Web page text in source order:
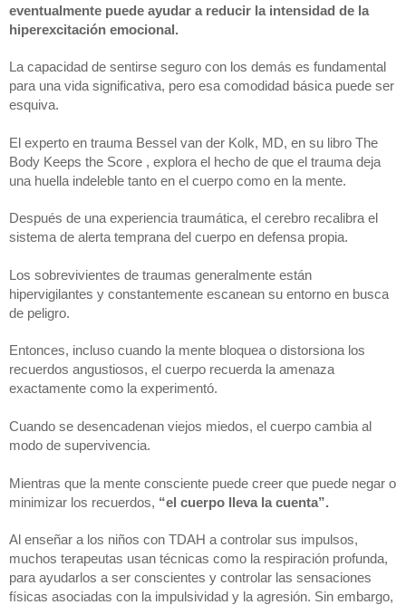
eventualmente puede ayudar a reducir la intensidad de la
hiperexcitación emocional.
La capacidad de sentirse seguro con los demás es fundamental
para una vida significativa, pero esa comodidad básica puede ser
esquiva.
El experto en trauma Bessel van der Kolk, MD, en su libro The
Body Keeps the Score , explora el hecho de que el trauma deja
una huella indeleble tanto en el cuerpo como en la mente.
Después de una experiencia traumática, el cerebro recalibra el
sistema de alerta temprana del cuerpo en defensa propia.
Los sobrevivientes de traumas generalmente están
hipervigilantes y constantemente escanean su entorno en busca
de peligro.
Entonces, incluso cuando la mente bloquea o distorsiona los
recuerdos angustiosos, el cuerpo recuerda la amenaza
exactamente como la experimentó.
Cuando se desencadenan viejos miedos, el cuerpo cambia al
modo de supervivencia.
Mientras que la mente consciente puede creer que puede negar o
minimizar los recuerdos, “el cuerpo lleva la cuenta”.
Al enseñar a los niños con TDAH a controlar sus impulsos,
muchos terapeutas usan técnicas como la respiración profunda,
para ayudarlos a ser conscientes y controlar las sensaciones
físicas asociadas con la impulsividad y la agresión. Sin embargo,